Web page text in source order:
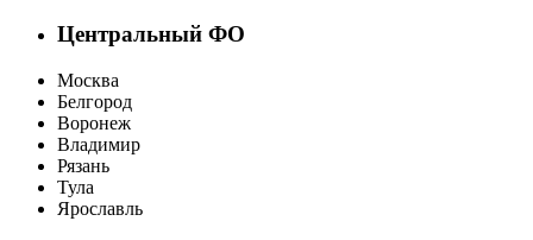
Центральный ФО
Москва
Белгород
Воронеж
Владимир
Рязань
Тула
Ярославль